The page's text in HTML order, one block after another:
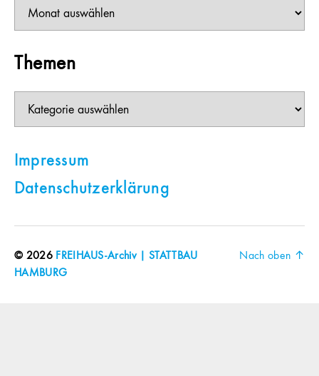
Themen
Impressum
Datenschutzerklärung
© 2026 FREIHAUS-Archiv | STATTBAU
HAMBURG
Nach oben ↑